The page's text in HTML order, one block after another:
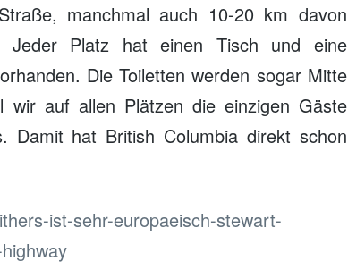
manchmal auch 10-20 km davon
Platz hat einen Tisch und eine
Die Toiletten werden sogar Mitte
auf allen Plätzen die einzigen Gäste
Damit hat British Columbia direkt schon